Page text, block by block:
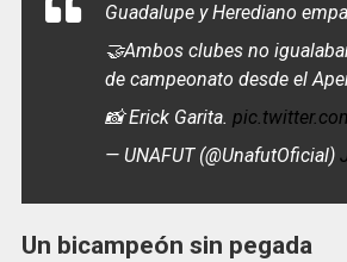
Guadalupe y Herediano
🤝Ambos clubes no
de campeonato desde el
📸 Erick Garita.
— UNAFUT (@UnafutOficial)
Un bicampeón sin pegada